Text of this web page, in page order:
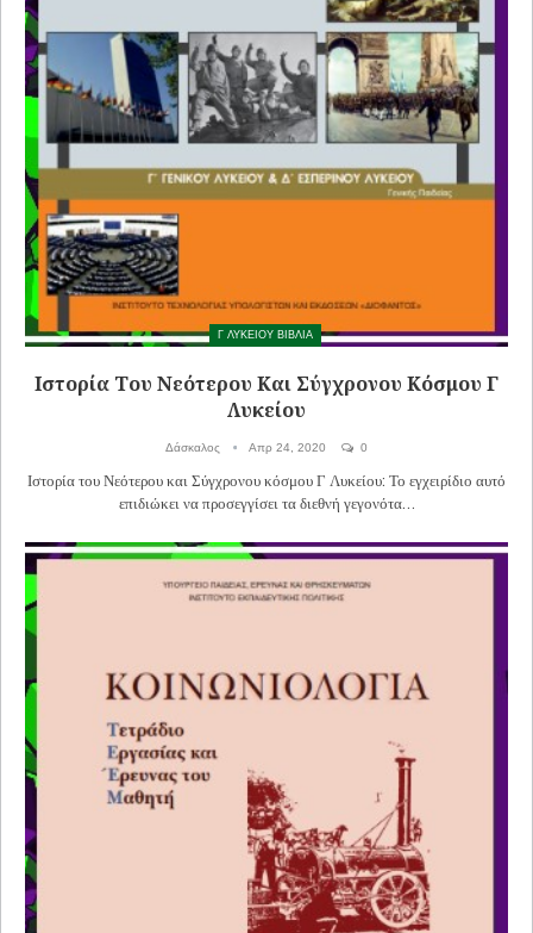
Γ ΛΥΚΕΙΟΥ ΒΙΒΛΙΑ
Ιστορία Του Νεότερου Και Σύγχρονου Κόσμου Γ
Λυκείου
Δάσκαλος Απρ 24, 2020 0
Ιστορία του Νεότερου και Σύγχρονου κόσμου Γ Λυκείου: Το εγχειρίδιο αυτό
επιδιώκει να προσεγγίσει τα διεθνή γεγονότα…